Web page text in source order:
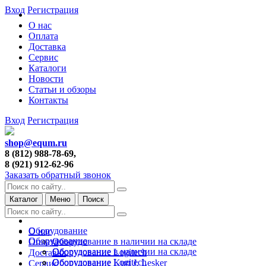
О нас
Оплата
Доставка
Сервис
Каталоги
Новости
Статьи и обзоры
Контакты
Вход Регистрация
Вход Регистрация
shop@equm.ru
8 (812) 988-78-69,
8 (921) 912-62-96
Заказать обратный звонок
Каталог Меню Поиск
О нас
Оплата
Доставка
Сервис
Оборудование
Оборудование в наличии на складе
Оборудование Logitech
Оборудование Kurt J. Lesker
Оборудование
Оборудование в наличии на складе
Оборудование Logitech